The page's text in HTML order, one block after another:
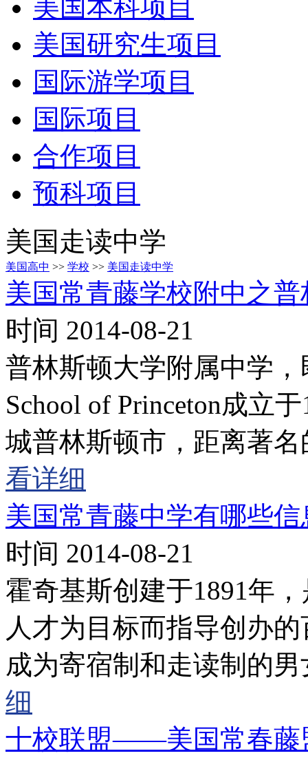
美国本科项目
美国研究生项目
国际游学项目
国际项目
合作项目
预科项目
美国走读中学
美国高中 >> 学校 >> 美国走读中学
美国常青藤学校附中之
时间 2014-08-21
普林斯顿大学附属中学
School of Princeton成立
城普林斯顿市，距离著
看详细
美国常青藤中学有哪些信
时间 2014-08-21
霍奇基斯创建于1891年
人才为目标而指导创办
成为寄宿制和走读制的
细
十校联盟——美国常春藤